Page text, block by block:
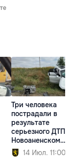
Три человека
пострадали в
результате
серьезного ДТП в
Новоаненском
районе14 Июл. 11:00